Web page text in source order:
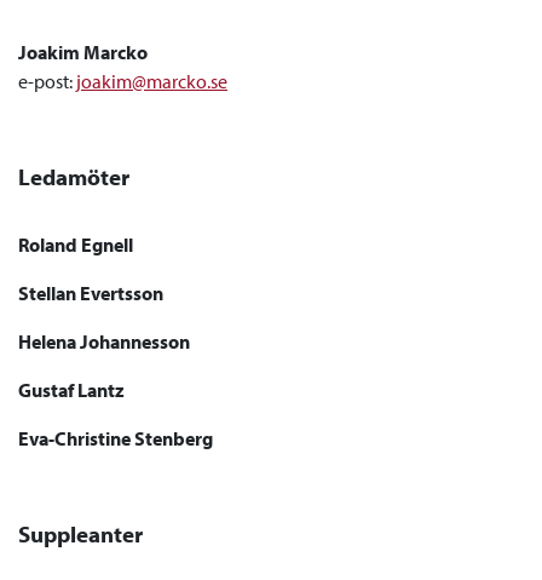
Joakim Marcko
e-post: joakim@marcko.se
Ledamöter
Roland Egnell
Stellan Evertsson
Helena Johannesson
Gustaf Lantz
Eva-Christine Stenberg
Suppleanter